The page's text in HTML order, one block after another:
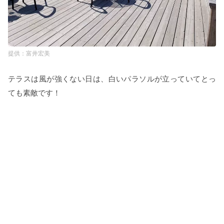
富井宏美
テラスは風が強くない日は、白いパラソルが立っていてとっ
ても素敵です！